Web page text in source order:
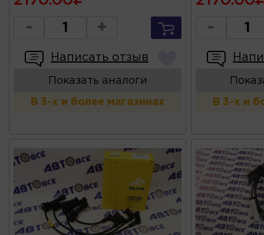
- +
Написать отзыв
Показать аналоги
В 3-х и более магазинах
-
В 3-х и